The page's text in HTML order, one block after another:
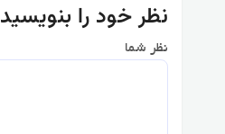
نظر خود را بنویسید
نظر شما